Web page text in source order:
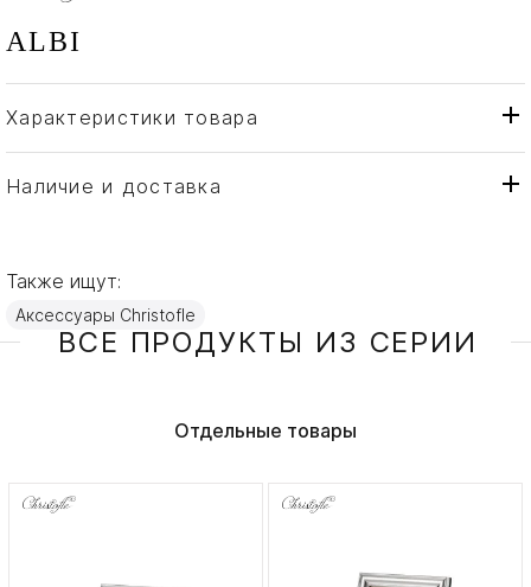
ALBI
Характеристики товара
Бренд
Christofle
Страна производителя
Наличие и доставка
Также ищут:
Аксессуары Christofle
ВСЕ ПРОДУКТЫ ИЗ СЕРИИ
Отдельные товары